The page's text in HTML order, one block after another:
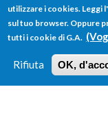
utilizzare i cookies. Leggi
sul tuo browser. Oppure
tutti i cookie di G.A.
Rifiuta OK,
FORM
DI
RICERCA
Main menu
HOME
LOGIN